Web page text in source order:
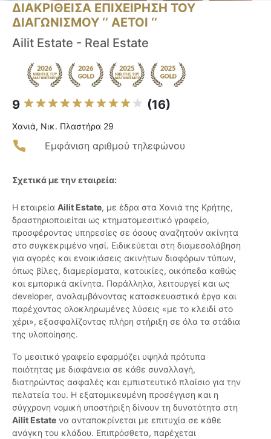
ΔΙΑΚΡΙΘΕΙΣΑ ΕΠΙΧΕΙΡΗΣΗ ΤΟΥ
ΔΙΑΓΩΝΙΣΜΟΥ ‘’ ΑΕΤΟΙ ‘’
Ailit Estate - Real Estate
9 (16)
Χανιά, Νικ. Πλαστήρα 29
Εμφάνιση αριθμού τηλεφώνου
Σχετικά με την εταιρεία:
Η εταιρεία Ailit Estate, με έδρα στα Χανιά της Κρήτης,
δραστηριοποιείται ως κτηματομεσιτικό γραφείο,
προσφέροντας υπηρεσίες σε όσους αναζητούν ακίνητα
στο συγκεκριμένο νησί. Ειδικεύεται στη διαμεσολάβηση
για αγορές και ενοικιάσεις ακινήτων διαφόρων τύπων,
όπως βίλες, διαμερίσματα, κατοικίες, οικόπεδα καθώς
και εμπορικά ακίνητα. Παράλληλα, λειτουργεί και ως
developer, αναλαμβάνοντας κατασκευαστικά έργα και
παρέχοντας ολοκληρωμένες λύσεις «με το κλειδί στο
χέρι», εξασφαλίζοντας πλήρη στήριξη σε όλα τα στάδια
της υλοποίησης.
Το μεσιτικό γραφείο εφαρμόζει υψηλά πρότυπα
ποιότητας με διαφάνεια σε κάθε συναλλαγή,
διατηρώντας ασφαλές και εμπιστευτικό πλαίσιο για την
πελατεία του. Η εξατομικευμένη προσέγγιση και η
σύγχρονη νομική υποστήριξη δίνουν τη δυνατότητα στη
Ailit Estate να ανταποκρίνεται με επιτυχία σε κάθε
ανάγκη του κλάδου. Επιπρόσθετα, παρέχεται